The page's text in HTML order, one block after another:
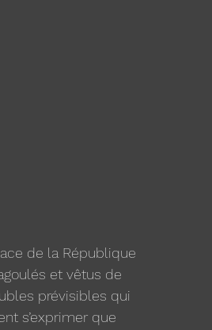
de la République
et vêtus de
prévisibles qui
s’exprimer que